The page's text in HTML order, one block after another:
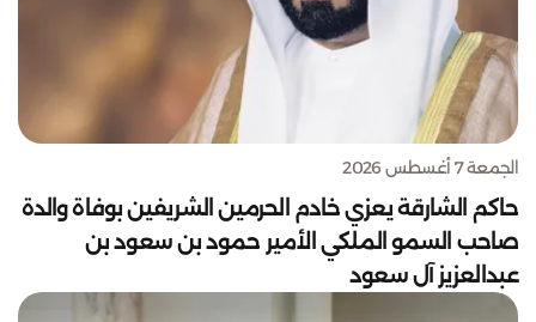
الجمعة 7 أغسطس 2026
حاكم الشارقة يعزي خادم الحرمين الشريفين بوفاة والدة
صاحب السمو الملكي الأمير حمود بن سعود بن
عبدالعزيز آل سعود